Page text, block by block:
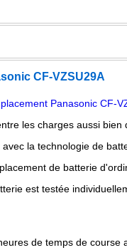
CF-VZSU29A
Panasonic CF-
les charges aussi
la technologie de
de batterie
est testée
de temps de